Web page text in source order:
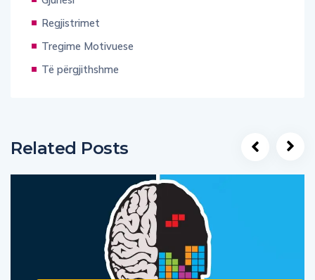
Regjistrimet
Tregime Motivuese
Të përgjithshme
TREGIME MOTIVUESE MOTIVIM DHE ZHVILLIM